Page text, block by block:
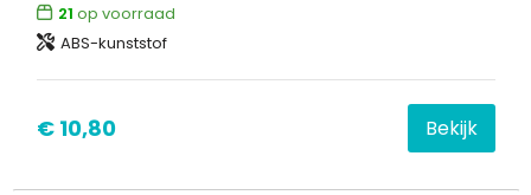
21 op voorraad
ABS-kunststof
€ 10,80 Bekijk